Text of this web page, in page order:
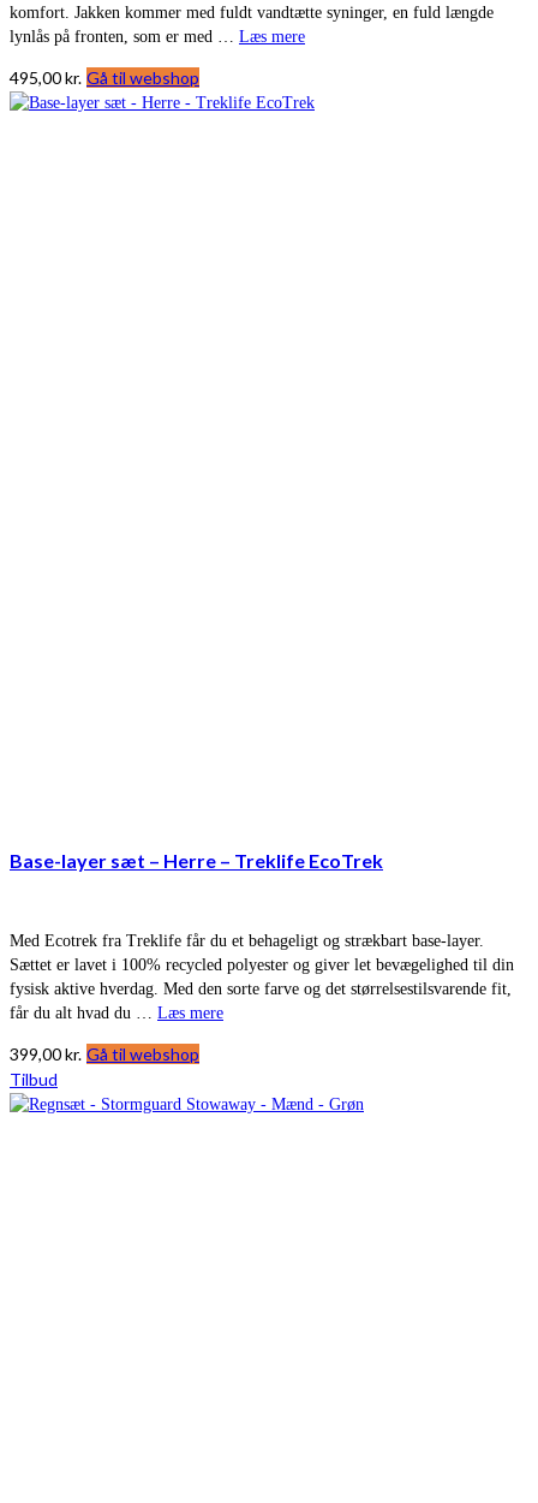
komfort. Jakken kommer med fuldt vandtætte syninger, en fuld længde
lynlås på fronten, som er med … Læs mere
495,00kr. Gå til webshop
Base-layer sæt – Herre – Treklife EcoTrek
Med Ecotrek fra Treklife får du et behageligt og strækbart base-layer.
Sættet er lavet i 100% recycled polyester og giver let bevægelighed til din
fysisk aktive hverdag. Med den sorte farve og det størrelsestilsvarende fit,
får du alt hvad du … Læs mere
399,00kr. Gå til webshop
Tilbud